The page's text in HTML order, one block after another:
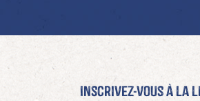
Inscrivez-vous à La